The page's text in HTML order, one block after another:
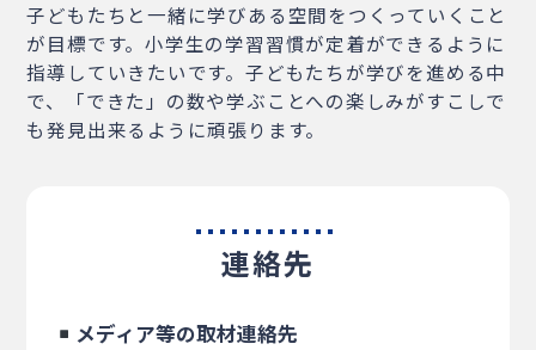
子どもたちと一緒に学びある空間をつくっていくこと
が目標です。小学生の学習習慣が定着ができるように
指導していきたいです。子どもたちが学びを進める中
で、「できた」の数や学ぶことへの楽しみがすこしで
も発見出来るように頑張ります。
連絡先
メディア等の取材連絡先